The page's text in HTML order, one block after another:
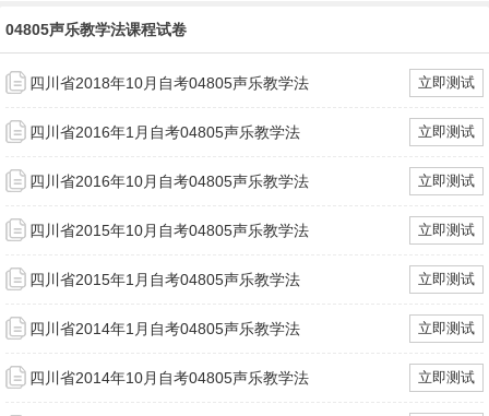
04805声乐教学法课程试卷
四川省2018年10月自考04805声乐教学法 立即测试
四川省2016年1月自考04805声乐教学法 立即测试
四川省2016年10月自考04805声乐教学法 立即测试
四川省2015年10月自考04805声乐教学法 立即测试
四川省2015年1月自考04805声乐教学法 立即测试
四川省2014年1月自考04805声乐教学法 立即测试
四川省2014年10月自考04805声乐教学法 立即测试